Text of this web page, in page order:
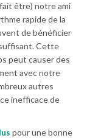
être) notre ami
rapide de la
de bénéficier
Cette
peut causer des
avec notre
autres
inefficace de
pour une bonne